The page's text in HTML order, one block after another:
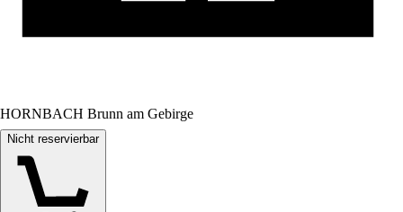
HORNBACH Brunn am Gebirge
Nicht reservierbar